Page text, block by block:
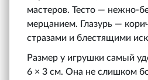
мастеров. Тесто — нежно-
мерцанием. Глазурь —
стразами и блестящими
Размер у игрушки самый
6 × 3 см. Она не слишком